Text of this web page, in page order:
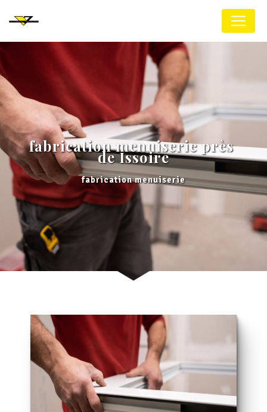
fabrication menuiserie près
de Issoire
fabrication menuiserie